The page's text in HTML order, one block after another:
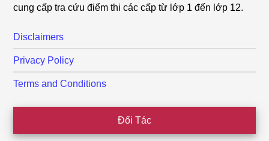
cung cấp tra cứu điểm thi các cấp từ lớp 1 đến lớp 12.
Disclaimers
Privacy Policy
Terms and Conditions
Đối Tác